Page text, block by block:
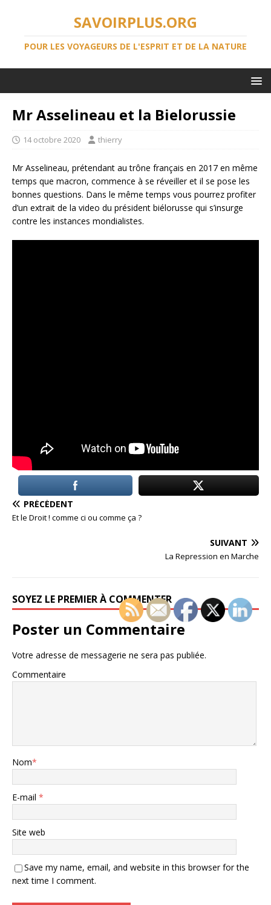
SAVOIRPLUS.ORG
POUR LES VOYAGEURS DE L'ESPRIT ET DE LA NATURE
Mr Asselineau et la Bielorussie
14 octobre 2020 thierry
Mr Asselineau, prétendant au trône français en 2017 en même
temps que macron, commence à se réveiller et il se pose les
bonnes questions. Dans le même temps vous pourrez profiter
d’un extrait de la video du président biélorusse qui s’insurge
contre les instances mondialistes.
PRÉCÉDENT
Et le Droit ! comme ci ou comme ça ?
SUIVANT
La Repression en Marche
SOYEZ LE PREMIER À COMMENTER
Poster un Commentaire
Votre adresse de messagerie ne sera pas publiée.
Commentaire
Nom*
E-mail *
Site web
Save my name, email, and website in this browser for the
next time I comment.